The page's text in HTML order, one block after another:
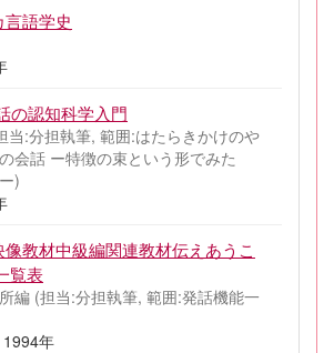
語学史
の認知科学入門
当:分担執筆, 範囲:はたらきかけのや
会話 ー特徴の束という形でみた
)
教材中級編関連教材伝えあうこ
覧表
編 (担当:分担執筆, 範囲:発話機能一
年